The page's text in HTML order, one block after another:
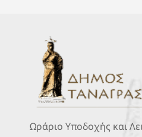
Ωράριο Υποδοχής και